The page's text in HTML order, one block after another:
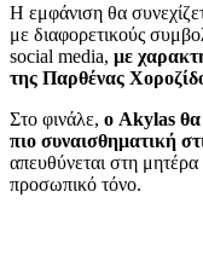
Η εμφάνιση θα
με διαφορετικούς
social media, με
της Παρθένας
Στο φινάλε, ο Akylas θα
πιο συναισθηματική
απευθύνεται στη
προσωπικό τόνο.